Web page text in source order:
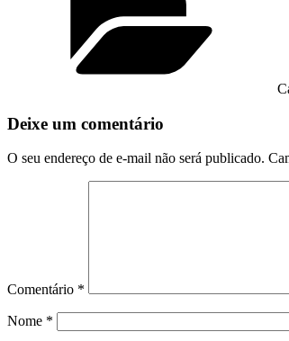
Deixe um comentário
O seu endereço de e-mail não será publicado.
Comentário *
Nome *